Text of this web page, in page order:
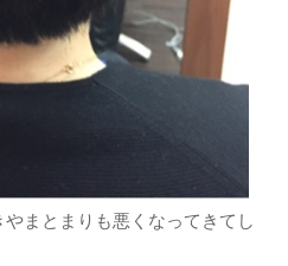
まとまりも悪くなってきてし